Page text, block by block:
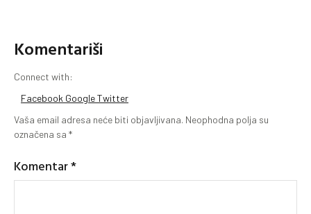
Komentariši
Connect with:
Facebook GoogleTwitter
Vaša email adresa neće biti objavljivana. Neophodna polja su
označena sa *
Komentar*